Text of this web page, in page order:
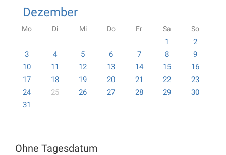
Dezember
Mo Di Mi Do Fr Sa So
1
2
3
4 5 6 7 8
9
10
11 12 13 14 15
16
17
18 19 20 21 22
23
24
25 26 27 28 29
30
31
Ohne Tagesdatum